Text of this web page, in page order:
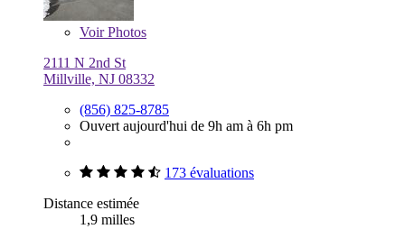
VoirPhotos
2111 N 2nd St
Millville, NJ 08332
(856) 825-8785
Ouvert aujourd'hui de 9h am à 6h pm
173 évaluations
Distance estimée
1,9 milles